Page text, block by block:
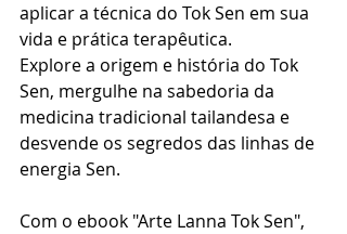
aplicar a técnica do Tok Sen em sua
vida e prática terapêutica.
Explore a origem e história do Tok
Sen, mergulhe na sabedoria da
medicina tradicional tailandesa e
desvende os segredos das linhas de
energia Sen.
Com o ebook "Arte Lanna Tok Sen",